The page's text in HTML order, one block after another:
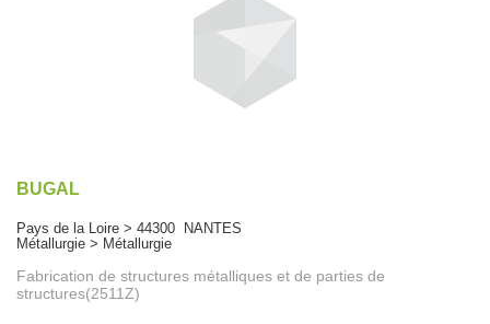
BUGAL
Pays de la Loire > 44300 NANTES
Métallurgie > Métallurgie
Fabrication de structures métalliques et de parties de
structures(2511Z)